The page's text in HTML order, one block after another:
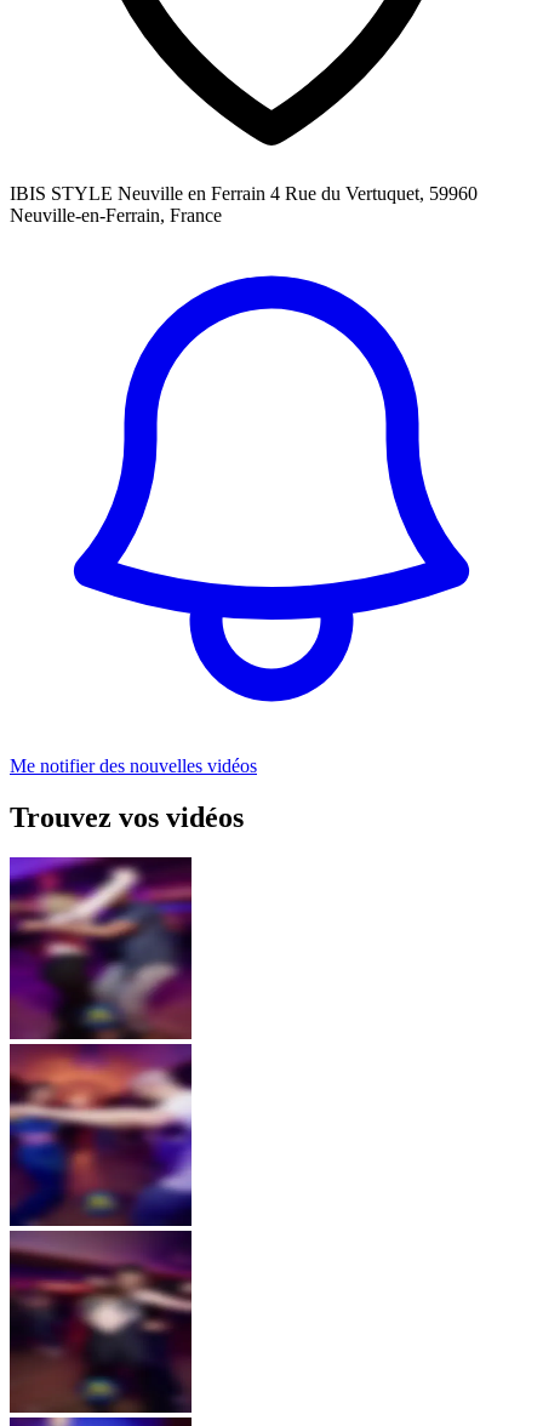
IBIS STYLE Neuville en Ferrain 4 Rue du Vertuquet, 59960
Neuville-en-Ferrain, France
Me notifier des nouvelles vidéos
Trouvez vos vidéos